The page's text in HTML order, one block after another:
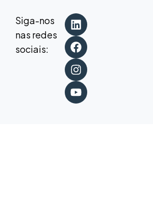
Siga-nos
nas redes
sociais: